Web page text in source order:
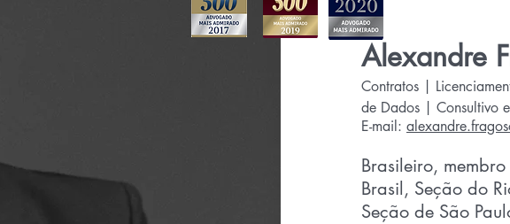
Alexandre
Contratos |
de Dados | Consultivo
E-mail:
Brasileiro,
Brasil, Seção do
Seção de São